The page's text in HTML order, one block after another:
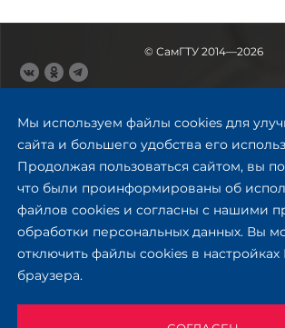
Мы используем файлы cookies для
сайта и большего удобства его
Продолжая пользоваться сайтом, вы
что были проинформированы об
файлов cookies и согласны с нашими
обработки персональных данных. Вы
отключить файлы cookies в
браузера.
© СамГТУ 2014—2026
443100, Самара
Обратная связь
Приемная комиссия
Приёмная комиссия